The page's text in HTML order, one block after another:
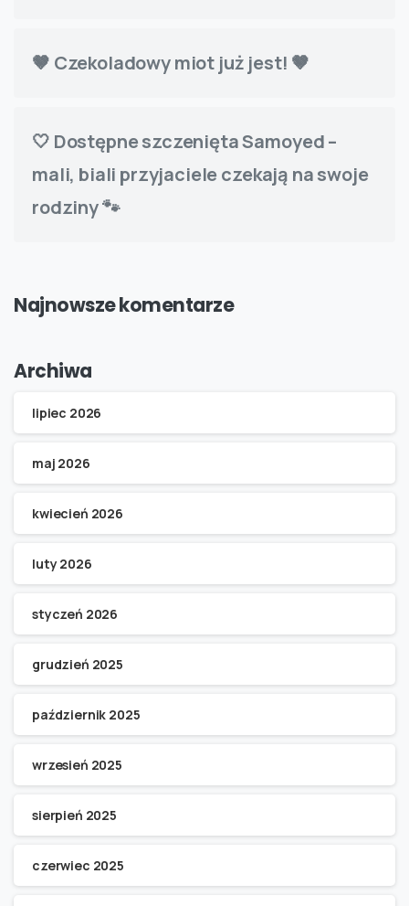
🤎 Czekoladowy miot już jest! 🤎
🤍 Dostępne szczenięta Samoyed –
mali, biali przyjaciele czekają na swoje
rodziny 🐾
Najnowsze komentarze
Archiwa
lipiec 2026
maj 2026
kwiecień 2026
luty 2026
styczeń 2026
grudzień 2025
październik 2025
wrzesień 2025
sierpień 2025
czerwiec 2025